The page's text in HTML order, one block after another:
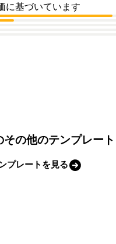
に基づいています
の他のテンプレート
プレートを見る